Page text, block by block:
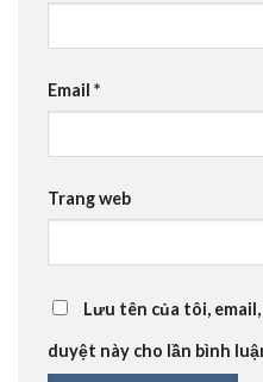
Email *
Trang web
Lưu tên của tôi,
duyệt này cho lần bình